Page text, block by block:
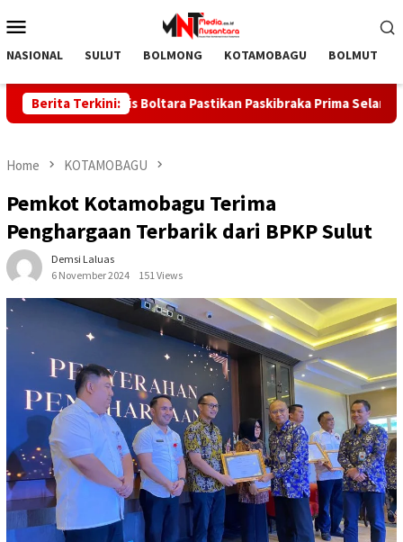
to
Menu
NASIONAL SULUT BOLMONG KOTAMOBAGU BOLMUT
Berita Terkini:
Kadis Boltara Pastikan Paskibraka Prima Selama Latihan
Home KOTAMOBAGU
Pemkot Kotamobagu Terima
Penghargaan Terbarik dari BPKP Sulut
Demsi Laluas
6 November 2024
151 Views